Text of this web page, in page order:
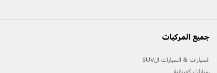
جميع المركبات
السيارات & السيارات الSUV